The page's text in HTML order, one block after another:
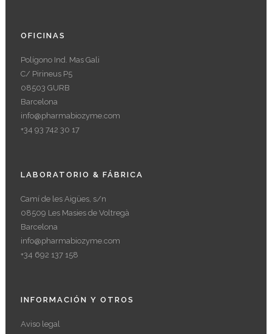
OFICINAS
Polígono Ind. Mas Gali
C/ Pirineus P5
08503 GURB
Barcelona
info@pharmabiozyme.com
+34 93 742 30 17
LABORATORIO & FÁBRICA
Camí de les Aigües, s/n
08509 Les Masies de Voltregà
Barcelona
info@pharmabiozyme.com
+34 692 137 158
INFORMACIÓN Y OTROS
Aviso legal